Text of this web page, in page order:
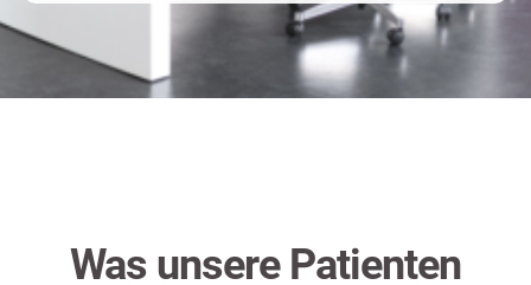
Was unsere Patienten